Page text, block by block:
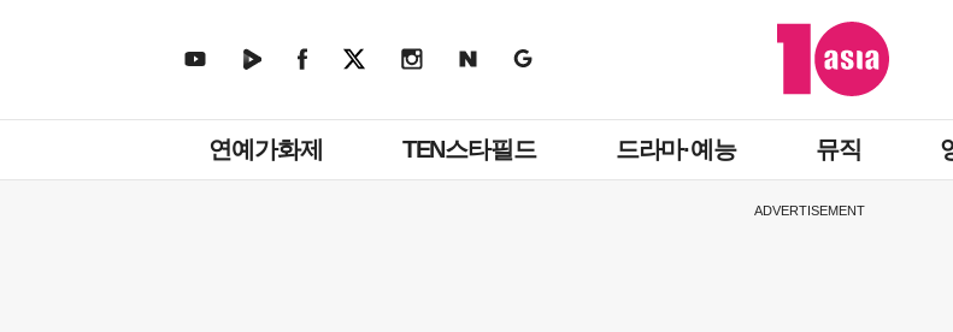
뉴
연예가화제 TEN스타필드 드라마·예능 뮤직
ADVERTISEMENT